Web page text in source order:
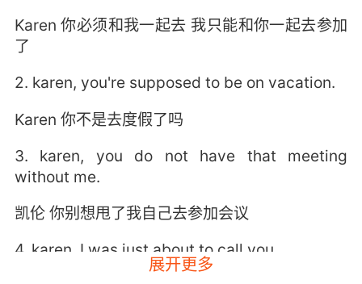
Karen 你必须和我一起去 我只能和你一起去参加
了
2. karen, you're supposed to be on vacation.
Karen 你不是去度假了吗
3. karen, you do not have that meeting
without me.
凯伦 你别想甩了我自己去参加会议
4. karen, I was just about to call you.
展开更多